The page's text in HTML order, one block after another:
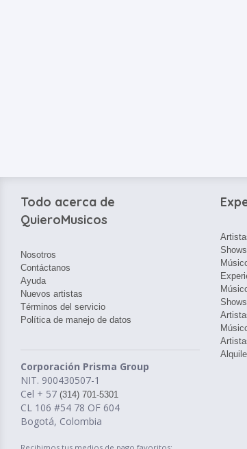
Todo acerca de
QuieroMusicos
Nosotros
Contáctanos
Ayuda
Nuevos artistas
Términos del servicio
Política de manejo de datos
Corporación Prisma Group
NIT. 900430507-1
Cel + 57 (314) 701-5301
CL 106 #54 78 OF 604
Bogotá, Colombia